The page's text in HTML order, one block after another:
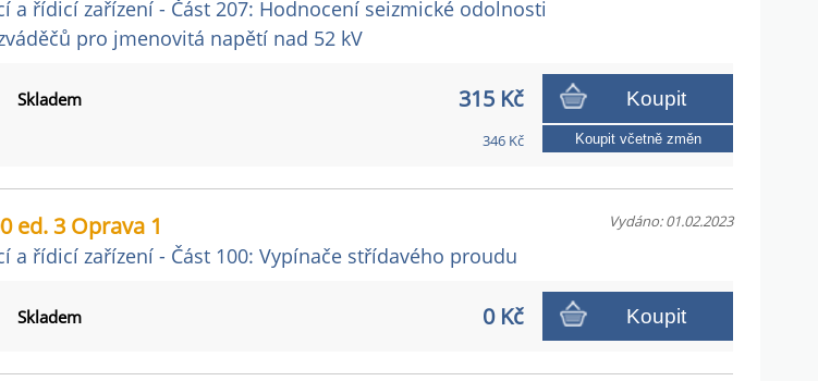
a řídicí zařízení - Část 207: Hodnocení seizmické odolnosti
pro jmenovitá napětí nad 52 kV
Skladem 315 Kč Koupit
346 Kč Koupit včetně změn
ed. 3 Oprava 1
a řídicí zařízení - Část 100: Vypínače střídavého proudu
Vydáno: 01.02.2023
Skladem 0 Kč Koupit